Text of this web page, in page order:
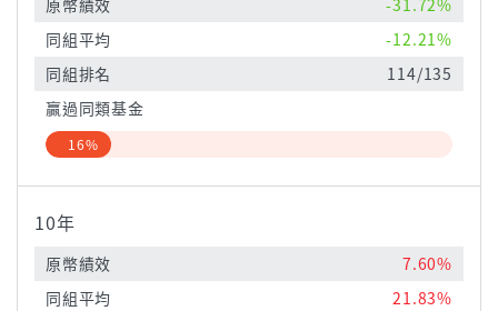
原幣績效
-31.72%
同組平均
-12.21%
同組排名
114/135
贏過同類基金
16%
10年
原幣績效
7.60%
同組平均
21.83%